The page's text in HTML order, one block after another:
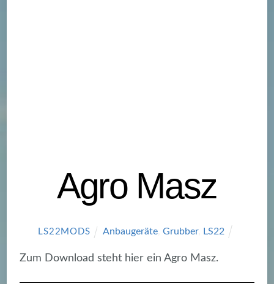
Agro Masz
LS22MODS Anbaugeräte, Grubber, LS22
Zum Download steht hier ein Agro Masz.